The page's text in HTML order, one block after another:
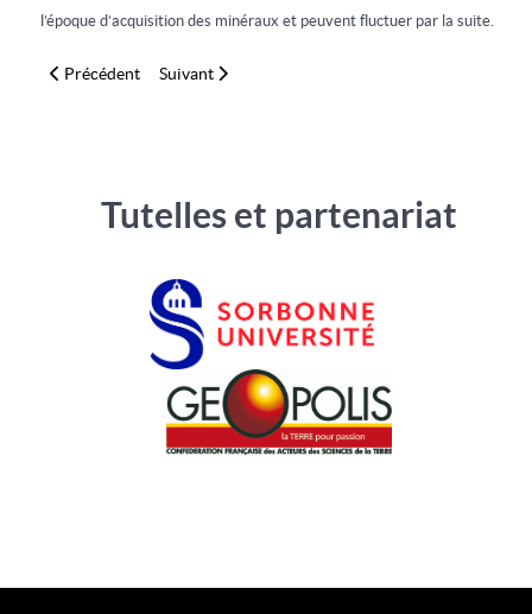
l’époque d’acquisition des minéraux et peuvent fluctuer par la suite.
Article précédent : Alabandite (7X6X2cm)
Précédent Article suivant : Pseudomorphose aragonite en
Suivant
Tutelles et partenariat